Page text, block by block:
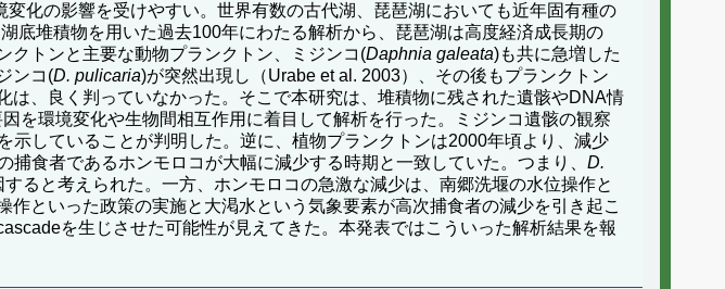
化の影響を受けやすい。世界有数の古代湖、琵琶湖においても近年固有種の
底堆積物を用いた過去100年にわたる解析から、琵琶湖は高度経済成長期の
クトンと主要な動物プランクトン、ミジンコ(Daphnia galeata)も共に急増した
ンコ(D. pulicaria)が突然出現し（Urabe et al. 2003）、その後もプランクトン
、良く判っていなかった。そこで本研究は、堆積物に残された遺骸やDNA情
を環境変化や生物間相互作用に着目して解析を行った。ミジンコ遺骸の観察
示していることが判明した。逆に、植物プランクトンは2000年頃より、減少
捕食者であるホンモロコが大幅に減少する時期と一致していた。つまり、 D.
ると考えられた。一方、ホンモロコの急激な減少は、南郷洗堰の水位操作と
といった政策の実施と大渇水という気象要素が高次捕食者の減少を引き起こ
を生じさせた可能性が見えてきた。本発表ではこういった解析結果を報